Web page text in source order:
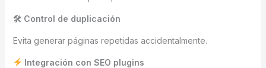
🛠 Control de duplicación
Evita generar páginas repetidas accidentalmente.
Integración con SEO plugins